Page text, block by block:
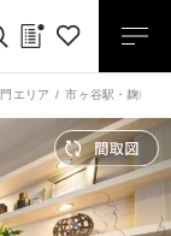
エリア 市ヶ谷駅 ・麹町駅